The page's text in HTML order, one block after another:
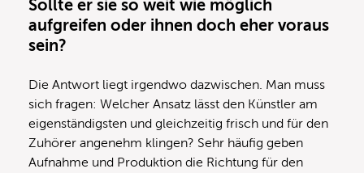
Sollte er sie so weit wie möglich
aufgreifen oder ihnen doch eher voraus
sein?
Die Antwort liegt irgendwo dazwischen. Man muss
sich fragen: Welcher Ansatz lässt den Künstler am
eigenständigsten und gleichzeitig frisch und für den
Zuhörer angenehm klingen? Sehr häufig geben
Aufnahme und Produktion die Richtung für den